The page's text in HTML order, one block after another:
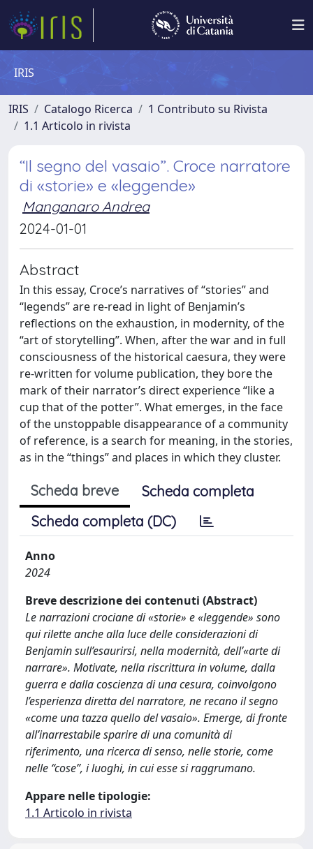
IRIS
IRIS Catalogo Ricerca
1 Contributo su Rivista
1.1 Articolo in rivista
“Il segno del vasaio”. Croce narratore
di «storie» e «leggende»
Manganaro Andrea
2024-01-01
Abstract
In this essay, Croce’s narratives of “stories” and
“legends” are re-read in light of Benjamin’s
reflections on the exhaustion, in modernity, of the
“art of storytelling”. When, after the war and in full
consciousness of the historical caesura, they were
re-written for volume publication, they bore the
mark of their narrator’s direct experience “like a
cup that of the potter”. What emerges, in the face
of the unstoppable disappearance of a community
of reference, is a search for meaning, in the stories,
as in the “things” and places in which they cluster.
Scheda breve
Scheda completa
Scheda completa (DC)
Anno
2024
Breve descrizione dei contenuti (Abstract)
Le narrazioni crociane di «storie» e «leggende» sono
qui rilette anche alla luce delle considerazioni di
Benjamin sull’esaurirsi, nella modernità, dell’«arte di
narrare». Motivate, nella riscrittura in volume, dalla
guerra e dalla coscienza di una cesura, coinvolgono
l’esperienza diretta del narratore, ne recano il segno
«come una tazza quello del vasaio». Emerge, di fronte
all’inarrestabile sparire di una comunità di
riferimento, una ricerca di senso, nelle storie, come
nelle “cose”, i luoghi, in cui esse si raggrumano.
Appare nelle tipologie:
1.1 Articolo in rivista